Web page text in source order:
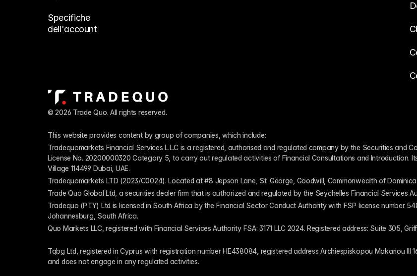
Specifiche
dell'account
© 2026 Trade Quo. All rights reserved.
This website provides content by group of companies, which include:
Tradequomarkets Financial Services L.L.C is a registered, authorised and regulated company by the Securities and
License No. 20200000320 Category 5, to carry out regulated activities of Financial Consultations and Introduction.
Village 114499 Dubai, UAE.
Tradequomarkets LTD (2023/C0024). Located at #8 Jepson Lane, St. George, Goodwill, Commonwealth of Dominica
Trade Quo Global Ltd, a securities dealer firm that is authorized and regulated by the Seychelles Financial Services
Tradequo (PTY) Ltd is licensed in South Africa by the Financial Sector Conduct Authority with FSP license number
Johannesburg, South Africa.
Quo Markets LLC, registered with Financial Services Authority FSA: 3171 LLC 2024. Registered address: Suite 305,
Tqbg Ltd, registered in Cyprus with registration number HE438084, registered address Archiespiskopou Makariou III
and does not engage in any regulated activities.